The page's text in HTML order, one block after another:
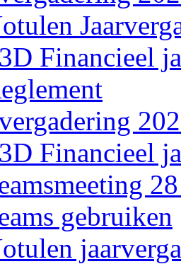
Financieel
Financieel
gebruiken